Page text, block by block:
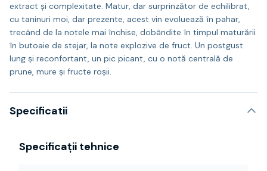
extract și complexitate. Matur, dar surprinzător de echilibrat,
cu taninuri moi, dar prezente, acest vin evoluează în pahar,
trecând de la notele mai închise, dobândite în timpul maturării
în butoaie de stejar, la note explozive de fruct. Un postgust
lung și reconfortant, un pic picant, cu o notă centrală de
prune, mure și fructe roșii.
Specificatii
Specificații tehnice